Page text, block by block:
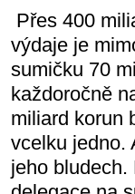
Přes 400
výdaje je
sumičku 70
každoročně
miliard korun
vcelku jedno.
jeho bludech.